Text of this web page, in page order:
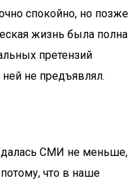
спокойно, но позже
жизнь была полна
претензий
не предъявлял.
СМИ не меньше,
что в наше